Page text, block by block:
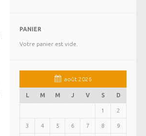
PANIER
Votre panier est vide.
août 2026
L M M J V S D
1 2
3 4 5 6 7 8 9